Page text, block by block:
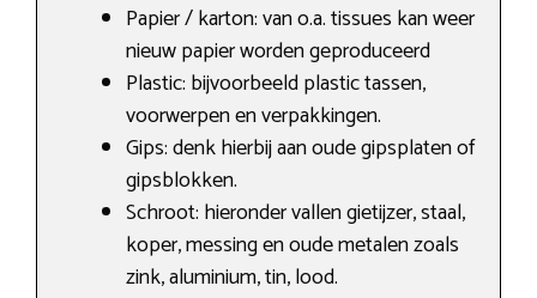
Papier / karton: van o.a. tissues kan weer
nieuw papier worden geproduceerd
Plastic: bijvoorbeeld plastic tassen,
voorwerpen en verpakkingen.
Gips: denk hierbij aan oude gipsplaten of
gipsblokken.
Schroot: hieronder vallen gietijzer, staal,
koper, messing en oude metalen zoals
zink, aluminium, tin, lood.